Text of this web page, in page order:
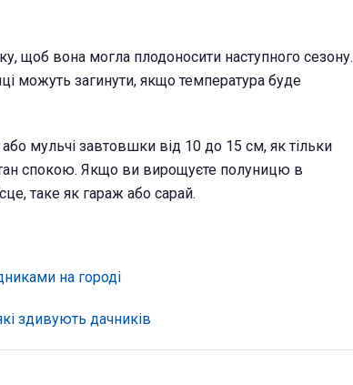
щоб вона могла плодоносити наступного сезону.
можуть загинути, якщо температура буде
мульчі завтовшки від 10 до 15 см, як тільки
спокою. Якщо ви вирощуєте полуницю в
таке як гараж або сарай.
на городі
здивують дачників